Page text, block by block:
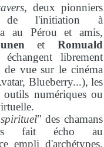
, deux pionniers
de l'initiation à
au Pérou et amis,
et Romuald
échangent librement
vue sur le cinéma
Blueberry...), les
outils numériques ou
" des chamans
fait écho au
empli d'archétypes,